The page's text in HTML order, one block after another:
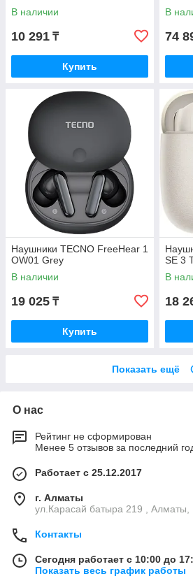
В наличии
10 291 ₸
Купить
В
74
Наушники TECNO FreeHear 1
OW01 Grey
В наличии
19 025 ₸
Купить
SE 3
В
18
Показать ещё
О нас
Рейтинг не сформирован
Менее 5 отзывов за последний
Работает с 25.12.2017
г. Алматы
ул.Карасай батыра 219 , Алматы,
Контакты
Сегодня работает с 10:00 до
Показать весь график работы